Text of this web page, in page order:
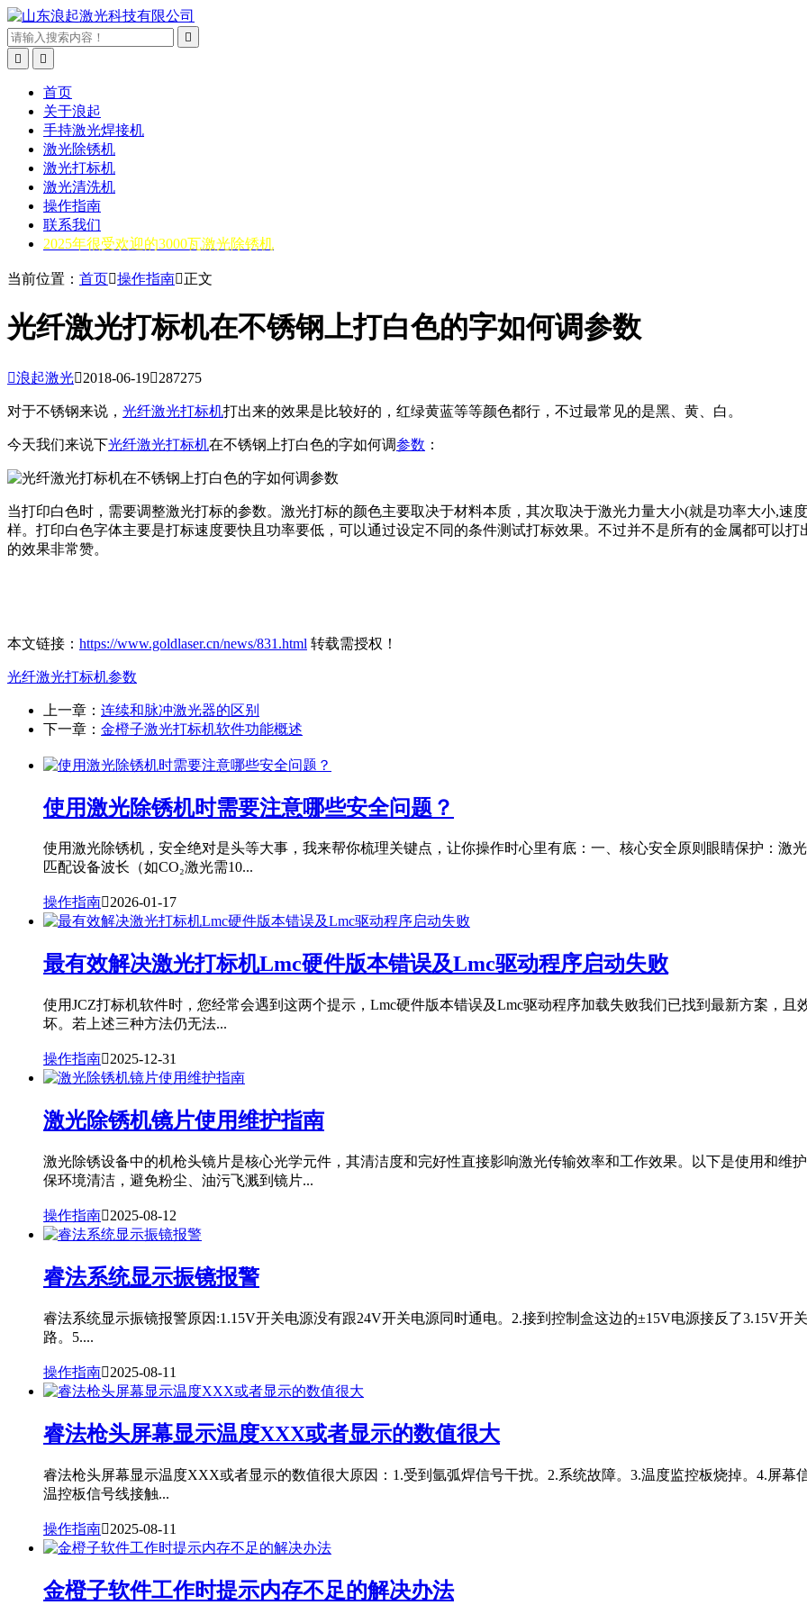



首页
关于浪起
手持激光焊接机
激光除锈机
激光打标机
激光清洗机
操作指南
联系我们
2025年很受欢迎的3000瓦激光除锈机
当前位置： 首页操作指南正文
光纤激光打标机在不锈钢上打白色的字如何调参数
浪起激光2018-06-19287275
对于不锈钢来说， 光纤激光打标机打出来的效果是比较好的，红绿黄蓝等等颜色都行，不过最常见的是黑、黄、白。
今天我们来说下光纤激光打标机在不锈钢上打白色的字如何调参数 ：
当打印白色时，需要调整激光打标的参数。激光打标的颜色主要取决于材料本质，其次取决于激光力量大小(就是功率大小,速
样。打印白色字体主要是打标速度要快且功率要低，可以通过设定不同的条件测试打标效果。不过并不是所有的金属都可以
的效果非常赞。
本文链接： https://www.goldlaser.cn/news/831.html 转载需授权！
光纤激光打标机参数
上一章： 连续和脉冲激光器的区别
下一章： 金橙子激光打标机软件功能概述
使用激光除锈机时需要注意哪些安全问题？
使用激光除锈机，安全绝对是头等大事，我来帮你梳理关键点，让你操作时心里有底：一、核心安全原则‌眼睛保护‌：激
匹配设备波长（如CO₂激光需10...
操作指南2026-01-17
最有效解决激光打标机Lmc硬件版本错误及Lmc驱动程序启动失败
使用JCZ打标机软件时，您经常会遇到这两个提示，Lmc硬件版本错误及Lmc驱动程序加载失败我们已找到最新方案，
坏。若上述三种方法仍无法...
操作指南2025-12-31
激光除锈机镜片使用维护指南
激光除锈设备中的机枪头镜片是核心光学元件，其清洁度和完好性直接影响激光传输效率和工作效果。以下是使用和维
保环境清洁，避免粉尘、油污飞溅到镜片...
操作指南2025-08-12
睿法系统显示振镜报警
睿法系统显示振镜报警原因:1.15V开关电源没有跟24V开关电源同时通电。2.接到控制盒这边的±15V电源接反了3.15V开
路。5....
操作指南2025-08-11
睿法枪头屏幕显示温度XXX或者显示的数值很大
睿法枪头屏幕显示温度XXX或者显示的数值很大原因：1.受到氩弧焊信号干扰。2.系统故障。3.温度监控板烧掉。4.屏
温控板信号线接触...
操作指南2025-08-11
金橙子软件工作时提示内存不足的解决办法